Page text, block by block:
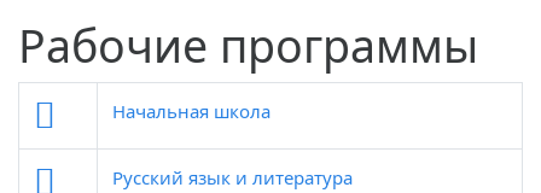
Рабочие программы
Начальная школа
Русский язык и литература